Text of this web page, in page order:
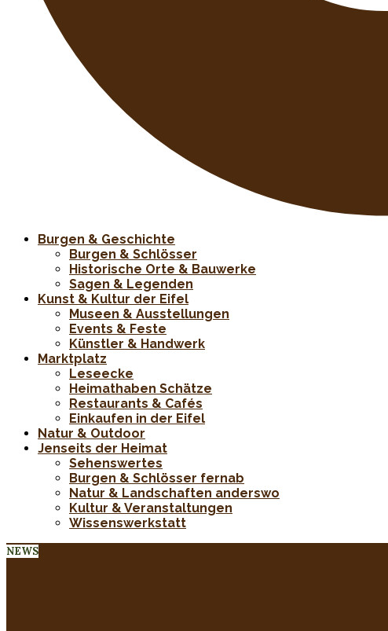
Burgen & Geschichte
Burgen & Schlösser
Historische Orte & Bauwerke
Sagen & Legenden
Kunst & Kultur der Eifel
Museen & Ausstellungen
Events & Feste
Künstler & Handwerk
Marktplatz
Leseecke
Heimathaben Schätze
Restaurants & Cafés
Einkaufen in der Eifel
Natur & Outdoor
Jenseits der Heimat
Sehenswertes
Burgen & Schlösser fernab
Natur & Landschaften anderswo
Kultur & Veranstaltungen
Wissenswerkstatt
NEWS